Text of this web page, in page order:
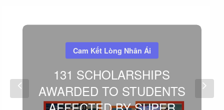
Cam Kết Lòng Nhân Ái
131 SCHOLARSHIPS
AWARDED TO STUDENTS